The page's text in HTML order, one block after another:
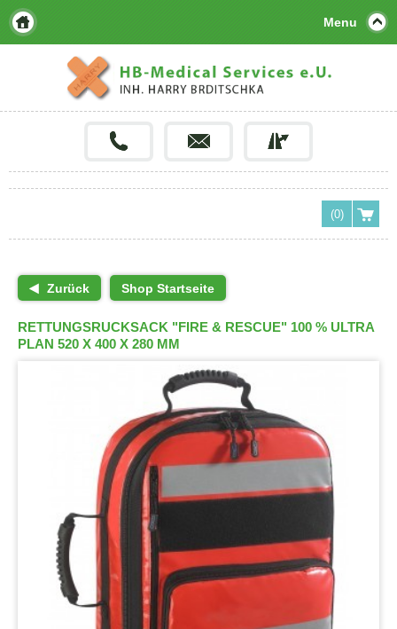
Menu
(0)
Zurück Shop Startseite
RETTUNGSRUCKSACK "FIRE & RESCUE" 100 % ULTRA
PLAN 520 X 400 X 280 MM